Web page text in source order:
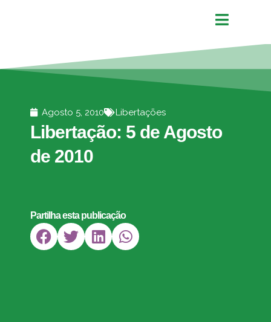
Agosto 5, 2010 Libertações
Libertação: 5 de Agosto
de 2010
Partilha esta publicação